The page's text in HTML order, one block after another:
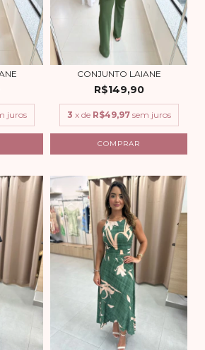
juros
CONJUNTO LAIANE
R$149,90
3 x de R$49,97 sem juros
COMPRAR